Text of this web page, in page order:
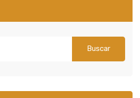
Buscar